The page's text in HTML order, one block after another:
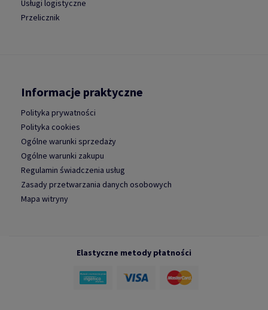
Usługi logistyczne
Przelicznik
Informacje praktyczne
Polityka prywatności
Polityka cookies
Ogólne warunki sprzedaży
Ogólne warunki zakupu
Regulamin świadczenia usług
Zasady przetwarzania danych osobowych
Mapa witryny
Elastyczne metody płatności